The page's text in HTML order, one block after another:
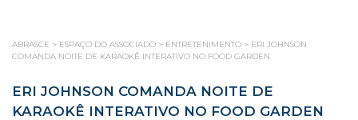
ABRASCE > ESPAÇO DO ASSOCIADO > ENTRETENIMENTO > ERI JOHNSON
COMANDA NOITE DE KARAOKÊ INTERATIVO NO FOOD GARDEN
ERI JOHNSON COMANDA NOITE DE
KARAOKÊ INTERATIVO NO FOOD GARDEN